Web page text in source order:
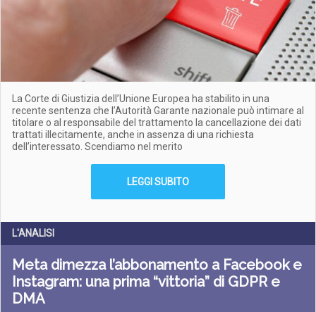
La Corte di Giustizia dell’Unione Europea ha stabilito in una
recente sentenza che l’Autorità Garante nazionale può intimare al
titolare o al responsabile del trattamento la cancellazione dei dati
trattati illecitamente, anche in assenza di una richiesta
dell’interessato. Scendiamo nel merito
LEGGI SUBITO
L'ANALISI
Meta dimezza l’abbonamento a Facebook e
Instagram: una prima “vittoria” di GDPR e
DMA